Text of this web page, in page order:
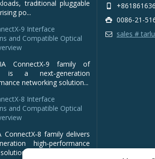
traditional pluggable
po...
Interface
and Compatible Optical
ConnectX‑9 family of
is a next‑generation
networking solution...
8 Interface
and Compatible Optical
ConnectX‑8 family delivers
high‑performance
for clo...
0086-21-
sales #